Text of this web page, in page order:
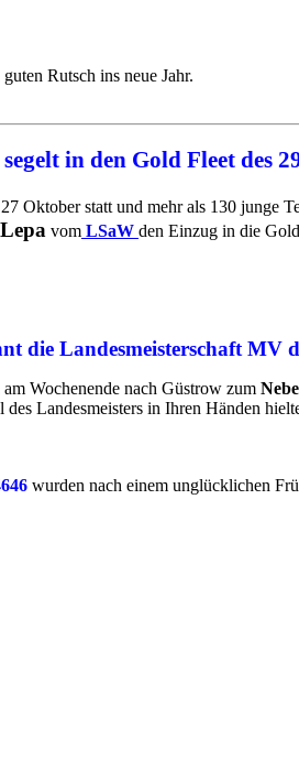
Rutsch ins neue Jahr.
in den Gold Fleet des
Oktober statt und mehr als 130 junge
vom LSaW den Einzug in die
die Landesmeisterschaft MV
Wochenende nach Güstrow zum
Landesmeisters in Ihren Händen
wurden nach einem unglücklichen